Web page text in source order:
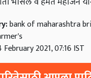
February 2021, 07:16 IST
आपला